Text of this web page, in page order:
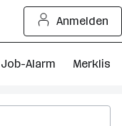
Anmelden
Job-Alarm Merkliste